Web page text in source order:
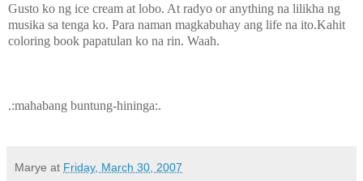
Gusto ko ng ice cream at lobo. At radyo or anything na lilikha ng
musika sa tenga ko. Para naman magkabuhay ang life na ito.Kahit
coloring book papatulan ko na rin. Waah.
.:mahabang buntung-hininga:.
Marye at Friday, March 30, 2007